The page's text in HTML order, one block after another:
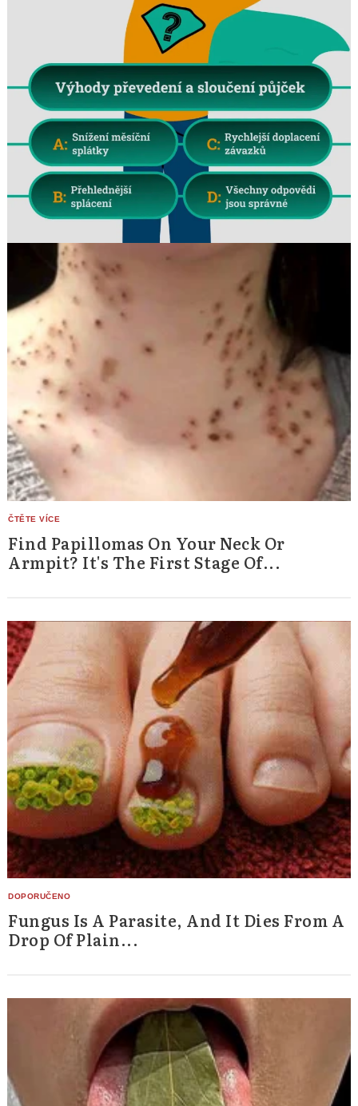
Find Papillomas On Your Neck Or
Armpit? It's The First Stage Of...
Fungus Is A Parasite, And It Dies From A
Drop Of Plain...